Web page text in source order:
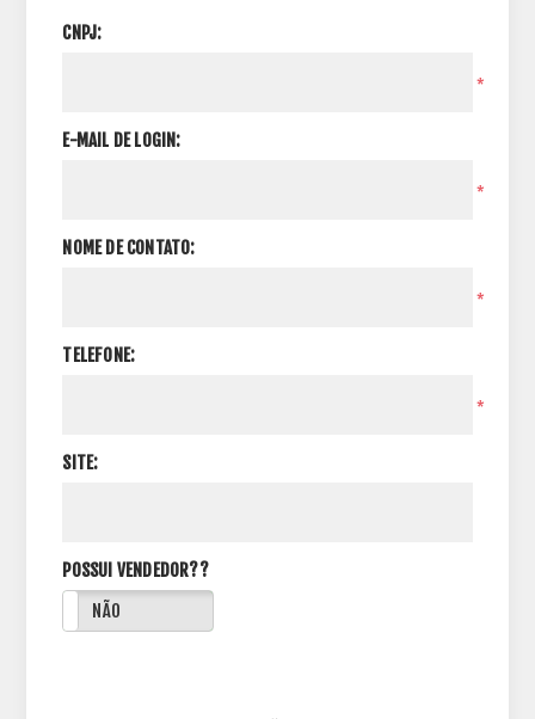
CNPJ:
*
E-MAIL DE LOGIN:
*
NOME DE CONTATO:
*
TELEFONE:
*
SITE:
POSSUI VENDEDOR??
NÃO